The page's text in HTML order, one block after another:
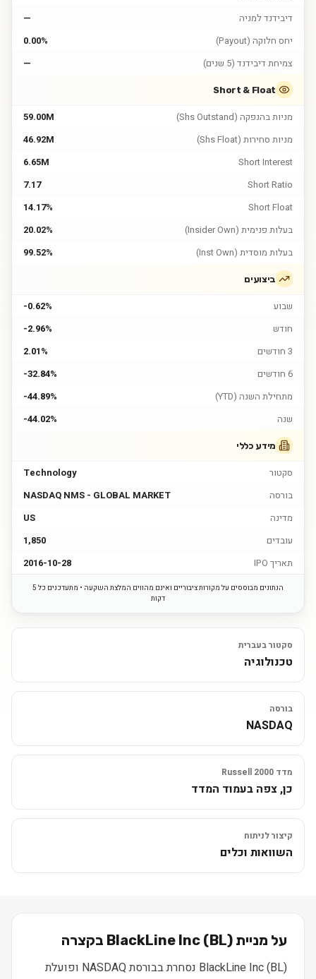
דיבידנד למניה
—
יחס חלוקה (Payout)
0.00%
צמיחת דיבידנד (5 שנים)
—
Short & Float
מניות בהנפקה (Shs Outstand)
59.00M
מניות סחירות (Shs Float)
46.92M
Short Interest
6.65M
Short Ratio
7.17
Short Float
14.17%
בעלות פנימית (Insider Own)
20.02%
בעלות מוסדית (Inst Own)
99.52%
ביצועים
שבוע
-0.62%
חודש
-2.96%
3 חודשים
2.01%
6 חודשים
-32.84%
מתחילת השנה (YTD)
-44.89%
שנה
-44.02%
מידע כללי
סקטור
Technology
בורסה
NASDAQ NMS - GLOBAL MARKET
מדינה
US
עובדים
1,850
תאריך IPO
2016-10-28
הנתונים מבוססים על מקורות ציבוריים ואינם מהווים המלצת השקעה • מתעדכנים כל 5
דקות
סקטור בעברית
טכנולוגיה
בורסה
NASDAQ
מדד Russell 2000
כן, צפה בעמוד המדד
קיצור לניתוח
השוואות וכלים
על מניית BlackLine Inc (BL) בקצרה
BlackLine Inc (BL) נסחרת בבורסת NASDAQ ופועלת